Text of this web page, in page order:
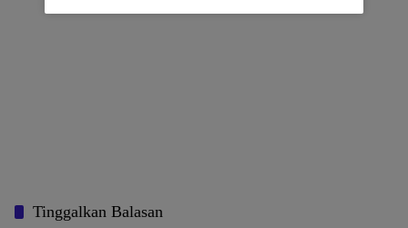
Tinggalkan Balasan